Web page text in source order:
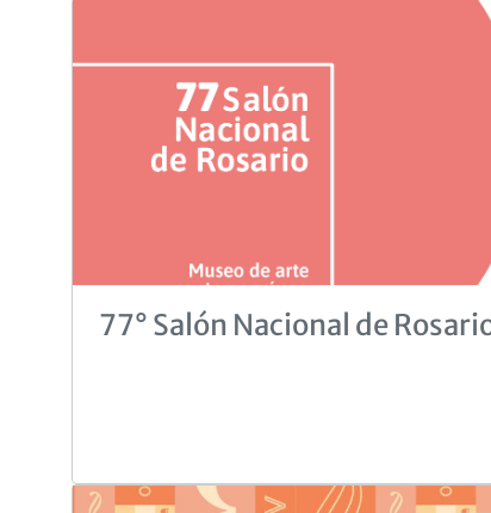
77° Salón Nacional de